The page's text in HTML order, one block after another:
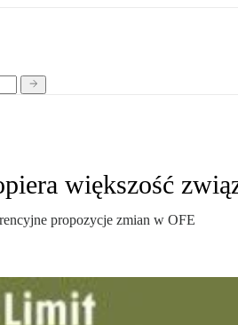
większość
propozycje zmian w OFE